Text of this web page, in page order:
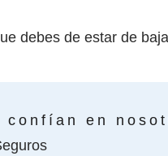
debes de estar de
confían en